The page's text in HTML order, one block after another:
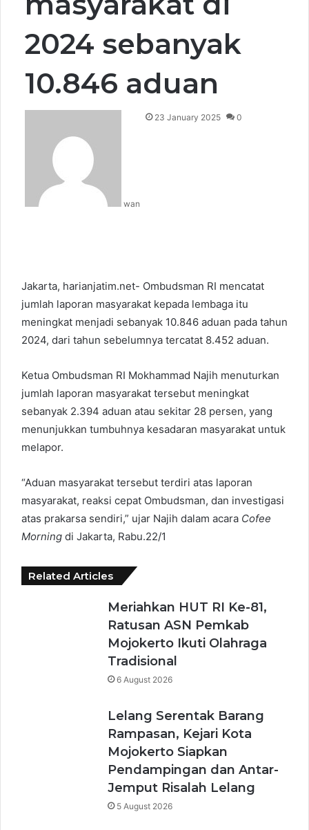
2024 sebanyak
10.846 aduan
wan
23 January 2025 0
Jakarta, harianjatim.net- Ombudsman RI mencatat
jumlah laporan masyarakat kepada lembaga itu
meningkat menjadi sebanyak 10.846 aduan pada tahun
2024, dari tahun sebelumnya tercatat 8.452 aduan.
Ketua Ombudsman RI Mokhammad Najih menuturkan
jumlah laporan masyarakat tersebut meningkat
sebanyak 2.394 aduan atau sekitar 28 persen, yang
menunjukkan tumbuhnya kesadaran masyarakat untuk
melapor.
“Aduan masyarakat tersebut terdiri atas laporan
masyarakat, reaksi cepat Ombudsman, dan investigasi
atas prakarsa sendiri,” ujar Najih dalam acara Cofee
Morning di Jakarta, Rabu.22/1
Related Articles
Meriahkan HUT RI Ke-81,
Ratusan ASN Pemkab
Mojokerto Ikuti Olahraga
Tradisional
6 August 2026
Lelang Serentak Barang
Rampasan, Kejari Kota
Mojokerto Siapkan
Pendampingan dan Antar-
Jemput Risalah Lelang
5 August 2026